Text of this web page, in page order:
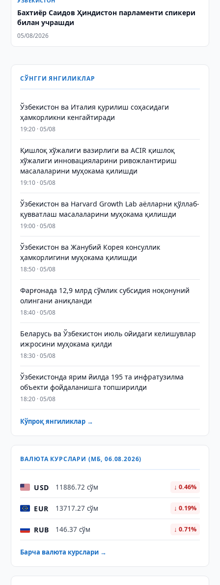
Бахтиёр Саидов Ҳиндистон парламенти спикери
билан учрашди
05/08/2026
СЎНГГИ ЯНГИЛИКЛАР
Ўзбекистон ва Италия қурилиш соҳасидаги
ҳамкорликни кенгайтиради
19:20 · 05/08
Қишлоқ хўжалиги вазирлиги ва ACIR қишлоқ
хўжалиги инновацияларини ривожлантириш
масалаларини муҳокама қилишди
19:10 · 05/08
Ўзбекистон ва Harvard Growth Lab аёлларни қўллаб-
қувватлаш масалаларини муҳокама қилишди
19:00 · 05/08
Ўзбекистон ва Жанубий Корея консуллик
ҳамкорлигини муҳокама қилишди
18:50 · 05/08
Фарғонада 12,9 млрд сўмлик субсидия ноқонуний
олингани аниқланди
18:40 · 05/08
Беларусь ва Ўзбекистон июль ойидаги келишувлар
ижросини муҳокама қилди
18:30 · 05/08
Ўзбекистонда ярим йилда 195 та инфратузилма
объекти фойдаланишга топширилди
18:20 · 05/08
Кўпроқ янгиликлар →
ВАЛЮТА КУРСЛАРИ (МБ, 06.08.2026)
USD 11886.72 сўм ↓ 0.46%
EUR 13717.27 сўм ↓ 0.19%
RUB 146.37 сўм ↓ 0.71%
Барча валюта курслари →